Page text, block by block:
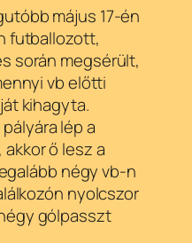
május 17-én
futballozott,
során megsérült,
vb előtti
kihagyta.
lép a
ő lesz a
négy vb-n
nyolcszor
gólpasszt